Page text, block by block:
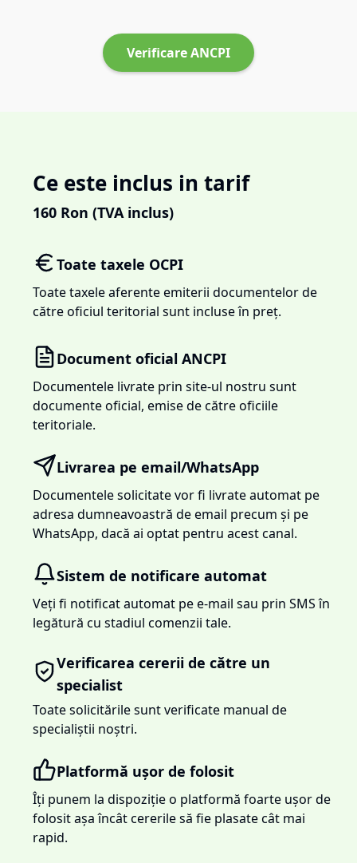
Verificare ANCPI
Ce este inclus in tarif
160 Ron (TVA inclus)
Toate taxele OCPI
Toate taxele aferente emiterii documentelor de
către oficiul teritorial sunt incluse în preț.
Document oficial ANCPI
Documentele livrate prin site-ul nostru sunt
documente oficial, emise de către oficiile
teritoriale.
Livrarea pe email/WhatsApp
Documentele solicitate vor fi livrate automat pe
adresa dumneavoastră de email precum și pe
WhatsApp, dacă ai optat pentru acest canal.
Sistem de notificare automat
Veți fi notificat automat pe e-mail sau prin SMS în
legătură cu stadiul comenzii tale.
Verificarea cererii de către un
specialist
Toate solicitările sunt verificate manual de
specialiștii noștri.
Platformă ușor de folosit
Îți punem la dispoziție o platformă foarte ușor de
folosit așa încât cererile să fie plasate cât mai
rapid.